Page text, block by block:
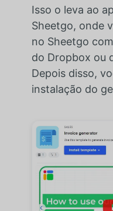
Isso o leva ao
Sheetgo, onde
no Sheetgo
do Dropbox ou
Depois disso,
instalação do